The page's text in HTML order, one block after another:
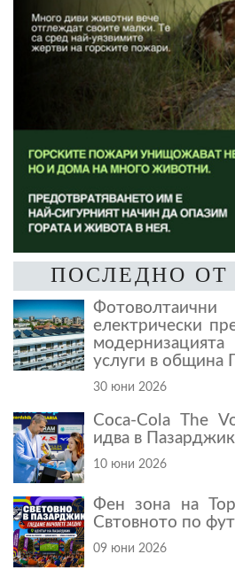
ПОСЛЕДНО
електрически
услуги в община
30 юни 2026
Coca-Cola The
идва в
10 юни 2026
Фен зона на
Свтовното по
09 юни 2026